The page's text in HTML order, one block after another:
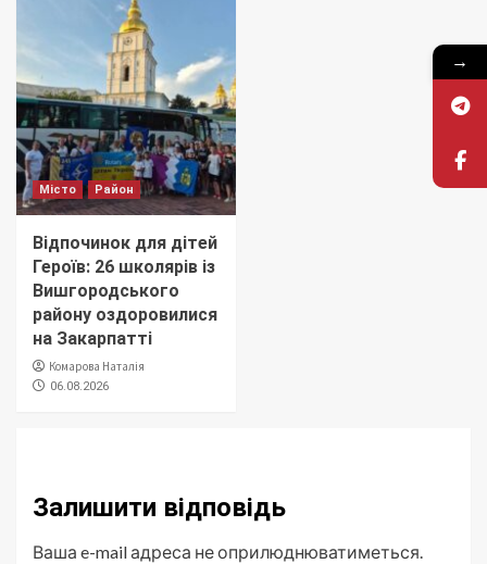
Місто Район
Відпочинок для дітей
Героїв: 26 школярів із
Вишгородського
району оздоровилися
на Закарпатті
Комарова Наталія
06.08.2026
Залишити відповідь
Ваша e-mail адреса не оприлюднюватиметься.
→